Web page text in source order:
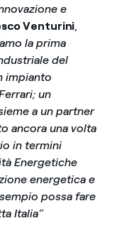
e
Venturini,
la prima
del
impianto
un
a un partner
ancora una volta
in termini
Energetiche
energetica e
possa fare
Italia”